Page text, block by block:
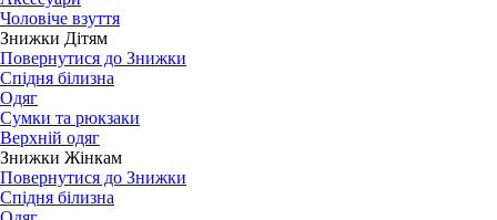
Чоловіче взуття
Знижки Дітям
Повернутися до Знижки
Спідня білизна
Одяг
Сумки та рюкзаки
Верхній одяг
Знижки Жінкам
Повернутися до Знижки
Спідня білизна